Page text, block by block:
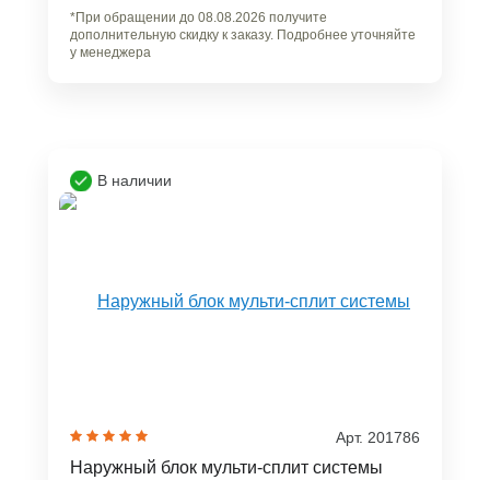
*При обращении до 08.08.2026 получите
дополнительную скидку к заказу. Подробнее уточняйте
у менеджера
В наличии
Арт. 201786
Наружный блок мульти-сплит системы